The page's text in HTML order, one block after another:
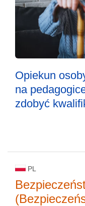
Opiekun
na
zdobyć
PL